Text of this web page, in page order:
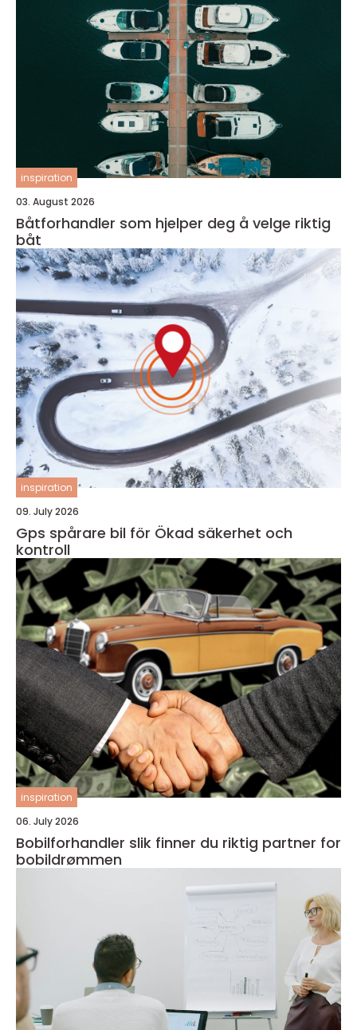
inspiration
03. August 2026
Båtforhandler som hjelper deg å velge riktig
båt
inspiration
09. July 2026
Gps spårare bil för Ökad säkerhet och
kontroll
inspiration
06. July 2026
Bobilforhandler slik finner du riktig partner for
bobildrømmen